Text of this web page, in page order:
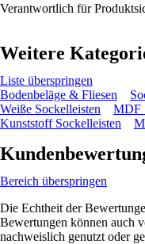
Verantwortlich für
Weitere
Liste überspringen
Bodenbeläge & Fliesen
Weiße Sockelleisten
MDF
Kunststoff Sockelleisten
Bereich überspringen
Die Echtheit der
Bewertungen können auch
nachweislich genutzt oder